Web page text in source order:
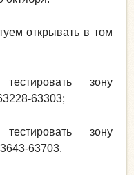
открывать в том
зону
63303;
зону
63703.